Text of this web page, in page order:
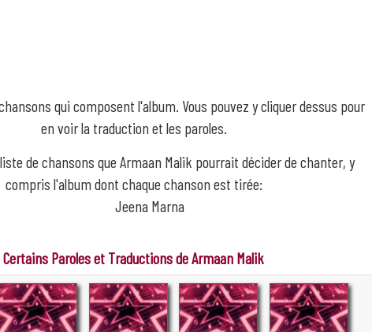
qui composent l'album. Vous pouvez y cliquer dessus pour
en voir la traduction et les paroles.
de chansons que Armaan Malik pourrait décider de chanter, y
compris l'album dont chaque chanson est tirée:
Jeena Marna
Certains Paroles et Traductions de Armaan Malik